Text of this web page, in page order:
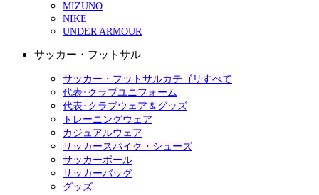
MIZUNO
NIKE
UNDER ARMOUR
サッカー・フットサル
サッカー・フットサルカテゴリすべて
代表･クラブユニフォーム
代表･クラブウェア＆グッズ
トレーニングウェア
カジュアルウェア
サッカースパイク・シューズ
サッカーボール
サッカーバッグ
グッズ